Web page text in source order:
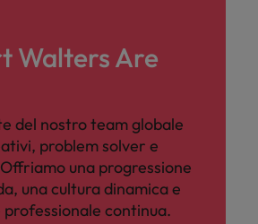
Walters Are
del nostro team globale
problem solver e
una progressione
una cultura dinamica e
continua.